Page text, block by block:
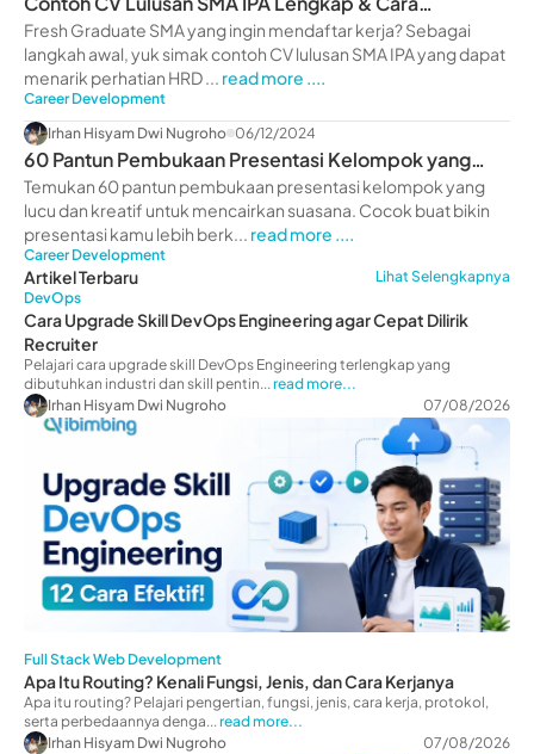
Membuatnya 2024
Fresh Graduate SMA yang ingin mendaftar kerja? Sebagai
langkah awal, yuk simak contoh CV lulusan SMA IPA yang dapat
menarik perhatian HRD ... read more ....
Career Development
Irhan Hisyam Dwi Nugroho 06/12/2024
60 Pantun Pembukaan Presentasi Kelompok yang
Lucu
Temukan 60 pantun pembukaan presentasi kelompok yang
lucu dan kreatif untuk mencairkan suasana. Cocok buat bikin
presentasi kamu lebih berk... read more ....
Career Development
Artikel Terbaru
Lihat Selengkapnya
DevOps
Cara Upgrade Skill DevOps Engineering agar Cepat Dilirik
Recruiter
Pelajari cara upgrade skill DevOps Engineering terlengkap yang
dibutuhkan industri dan skill pentin... read more...
Irhan Hisyam Dwi Nugroho
07/08/2026
Full Stack Web Development
Apa Itu Routing? Kenali Fungsi, Jenis, dan Cara Kerjanya
Apa itu routing? Pelajari pengertian, fungsi, jenis, cara kerja, protokol,
serta perbedaannya denga... read more...
Irhan Hisyam Dwi Nugroho
07/08/2026